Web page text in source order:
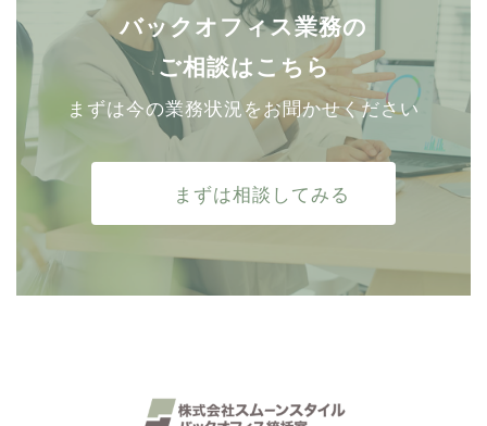
バックオフィス業務の
ご相談はこちら
まずは今の業務状況をお聞かせください
まずは相談してみる